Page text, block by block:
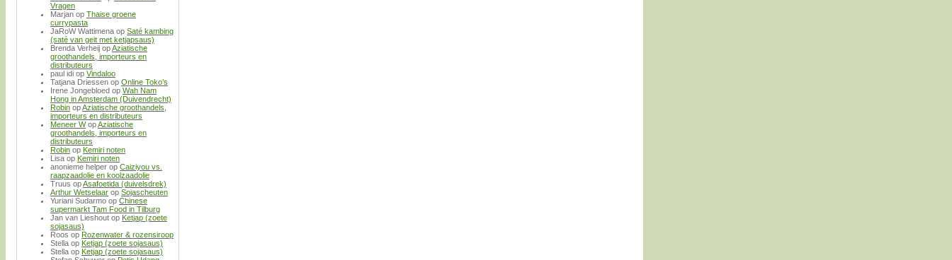
Vragen
Marjan op Thaise groene
currypasta
JaRoW Wattimena op Saté kambing
(saté van geit met ketjapsaus)
Brenda Verheij opAziatische
groothandels, importeurs en
distributeurs
paul idi op Vindaloo
Tatjana Driessen op Online Toko’s
Irene Jongebloed op Wah Nam
Hong in Amsterdam (Duivendrecht)
Robin opAziatische groothandels,
importeurs en distributeurs
Meneer WopAziatische
groothandels, importeurs en
distributeurs
Robin op Kemiri noten
Lisa op Kemiri noten
anonieme helper op Caiziyou vs.
raapzaadolie en koolzaadolie
Truus opAsafoetida (duivelsdrek)
Arthur Wetselaar op Sojascheuten
Yuriani Sudarmo op Chinese
supermarkt Tam Food in Tilburg
Jan van Lieshout op Ketjap (zoete
sojasaus)
Roos op Rozenwater & rozensiroop
Stella op Ketjap (zoete sojasaus)
Stella op Ketjap (zoete sojasaus)